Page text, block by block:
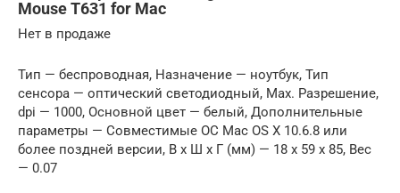
Mouse T631 for Mac
Нет в продаже
Тип — беспроводная, Назначение — ноутбук, Тип
сенсора — оптический светодиодный, Max. Разрешение,
dpi — 1000, Основной цвет — белый, Дополнительные
параметры — Совместимые ОС Mac OS X 10.6.8 или
более поздней версии, В x Ш x Г (мм) — 18 x 59 x 85, Вес
— 0.07